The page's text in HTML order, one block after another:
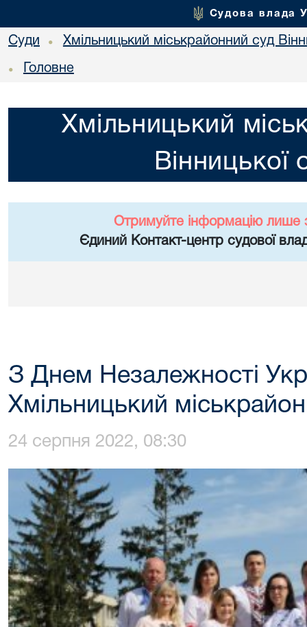
Судова влада
Суди • Хмільницький міськрайонний суд
• Головне
Хмільницький
Вінницької
Отримуйте інформацію лише
Єдиний Контакт-центр судової
З Днем Незалежності
Хмільницький
24 серпня 2022, 08:30